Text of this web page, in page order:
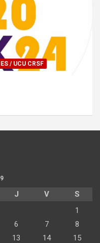
/ UCU CRSF
J V S
1
6 7
8
13 14
15